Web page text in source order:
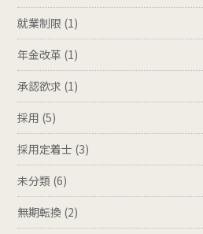
就業制限 (1)
年金改革 (1)
承認欲求 (1)
採用 (5)
採用定着士 (3)
未分類 (6)
無期転換 (2)